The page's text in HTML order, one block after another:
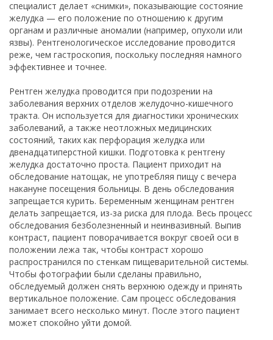
специалист делает «снимки», показывающие состояние
желудка — его положение по отношению к другим
органам и различные аномалии (например, опухоли или
язвы). Рентгенологическое исследование проводится
реже, чем гастроскопия, поскольку последняя намного
эффективнее и точнее.
Рентген желудка проводится при подозрении на
заболевания верхних отделов желудочно-кишечного
тракта. Он используется для диагностики хронических
заболеваний, а также неотложных медицинских
состояний, таких как перфорация желудка или
двенадцатиперстной кишки. Подготовка к рентгену
желудка достаточно проста. Пациент приходит на
обследование натощак, не употребляя пищу с вечера
накануне посещения больницы. В день обследования
запрещается курить. Беременным женщинам рентген
делать запрещается, из-за риска для плода. Весь процесс
обследования безболезненный и неинвазивный. Выпив
контраст, пациент поворачивается вокруг своей оси в
положении лежа так, чтобы контраст хорошо
распространился по стенкам пищеварительной системы.
Чтобы фотографии были сделаны правильно,
обследуемый должен снять верхнюю одежду и принять
вертикальное положение. Сам процесс обследования
занимает всего несколько минут. После этого пациент
может спокойно уйти домой.